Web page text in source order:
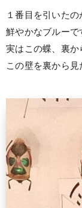
１番目を引いた
鮮やかなブルー
実はこの蝶、裏
この壁を裏から見